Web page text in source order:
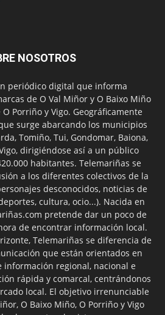
NOSOTROS
periódico digital que informa
de O Val Miñor y O Baixo Miño
Porriño y Vigo. Geográficamente
surge abarcando los municipios
Tomiño, Tui, Gondomar, Baiona,
dirigiéndose así a un público
habitantes. Telemariñas se
a los diferentes colectivos de la
desconocidos, noticias de
cultura, ocio...). Nacida en
pretende dar un poco de
de encontrar información local.
Telemariñas se diferencia de
que están orientados en
información regional, nacional e
rápida y comarcal, centrándonos
local. El objetivo irrenunciable
O Baixo Miño, O Porriño y Vigo